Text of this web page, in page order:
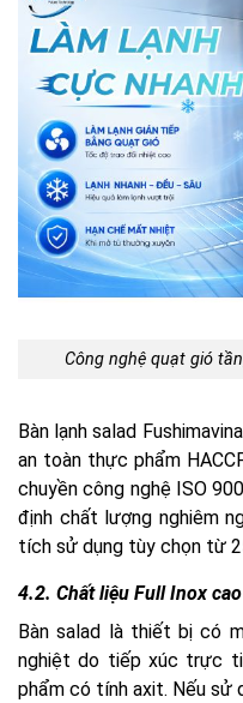
Công nghệ quạt gió
Bàn lạnh salad
an toàn thực phẩm
chuyền công nghệ ISO
định chất lượng nghiêm
tích sử dụng tùy chọn từ
4.2. Chất liệu Full Inox
Bàn salad là thiết bị có
nghiệt do tiếp xúc trực
phẩm có tính axit. Nếu sử